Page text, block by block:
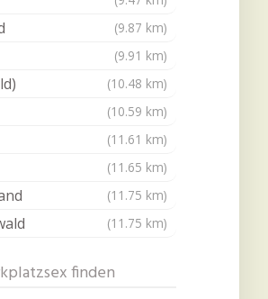
(9.87 km)
(9.91 km)
(10.48 km)
(10.59 km)
(11.61 km)
(11.65 km)
(11.75 km)
(11.75 km)
finden